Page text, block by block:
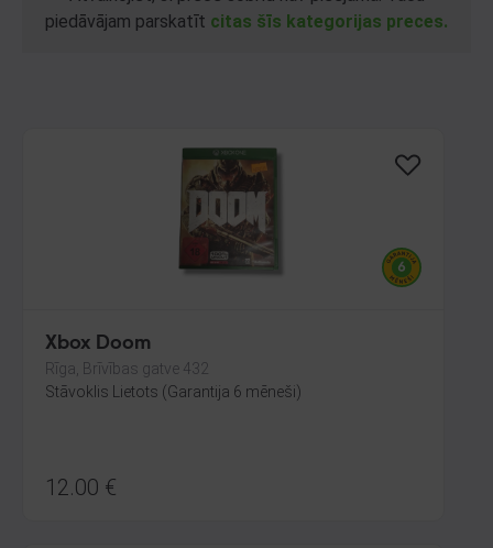
piedāvājam parskatīt citas šīs kategorijas preces.
Xbox Doom
Rīga, Brīvības gatve 432
Stāvoklis Lietots (Garantija 6 mēneši)
12.00 €